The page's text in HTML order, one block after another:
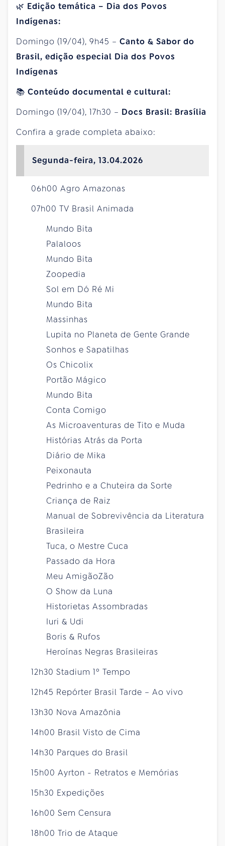
🌿 Edição temática – Dia dos Povos
Indígenas:
Domingo (19/04), 9h45 – Canto & Sabor do
Brasil, edição especial Dia dos Povos
Indígenas
📚 Conteúdo documental e cultural:
Domingo (19/04), 17h30 – Docs Brasil: Brasília
Confira a grade completa abaixo:
Segunda-feira, 13.04.2026
06h00 Agro Amazonas
07h00 TV Brasil Animada
Mundo Bita
Palaloos
Mundo Bita
Zoopedia
Sol em Dó Ré Mi
Mundo Bita
Massinhas
Lupita no Planeta de Gente Grande
Sonhos e Sapatilhas
Os Chicolix
Portão Mágico
Mundo Bita
Conta Comigo
As Microaventuras de Tito e Muda
Histórias Atrás da Porta
Diário de Mika
Peixonauta
Pedrinho e a Chuteira da Sorte
Criança de Raiz
Manual de Sobrevivência da Literatura
Brasileira
Tuca, o Mestre Cuca
Passado da Hora
Meu AmigãoZão
O Show da Luna
Historietas Assombradas
Iuri & Udi
Boris & Rufos
Heroínas Negras Brasileiras
12h30 Stadium 1º Tempo
12h45 Repórter Brasil Tarde – Ao vivo
13h30 Nova Amazônia
14h00 Brasil Visto de Cima
14h30 Parques do Brasil
15h00 Ayrton - Retratos e Memórias
15h30 Expedições
16h00 Sem Censura
18h00 Trio de Ataque